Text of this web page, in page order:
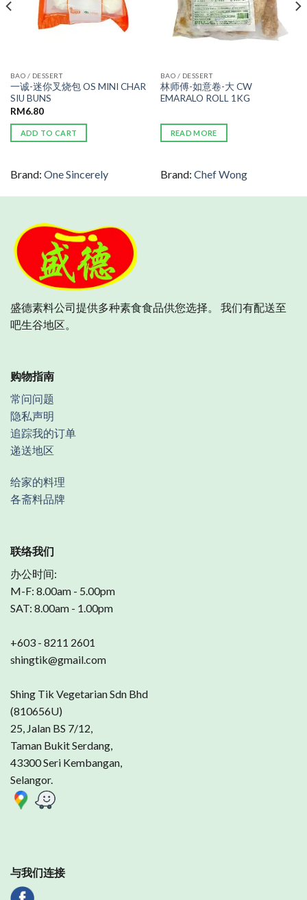
BAO / DESSERT
一诚-迷你叉烧包 OS MINI CHAR
SIU BUNS
RM6.80
ADD TO CART
Brand: One Sincerely
BAO / DESSERT
林师傅-如意卷-大 CW
EMARALO ROLL 1KG
READ MORE
Brand: Chef Wong
盛德素料公司提供多种素食食品供您选择。 我们有配送至
吧生谷地区。
购物指南
常问问题
隐私声明
追踪我的订单
递送地区
给家的料理
各斋料品牌
联络我们
办公时间:
M-F: 8.00am - 5.00pm
SAT: 8.00am - 1.00pm
+603 - 8211 2601
shingtik@gmail.com
Shing Tik Vegetarian Sdn Bhd
(810656U)
25, Jalan BS 7/12,
Taman Bukit Serdang,
43300 Seri Kembangan,
Selangor.
与我们连接